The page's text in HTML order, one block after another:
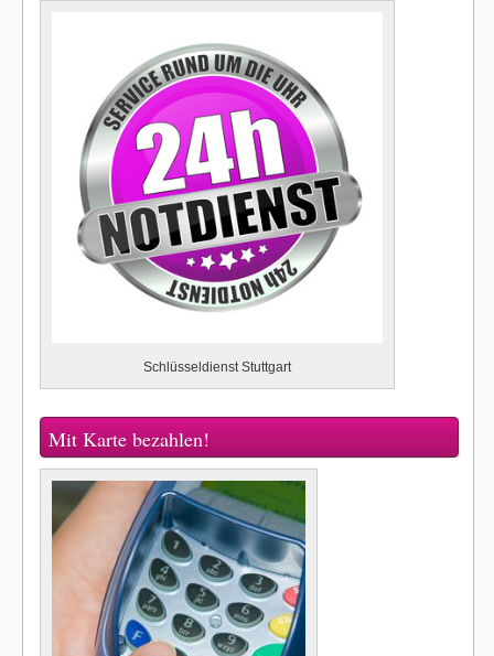
Schlüsseldienst Stuttgart
Mit Karte bezahlen!